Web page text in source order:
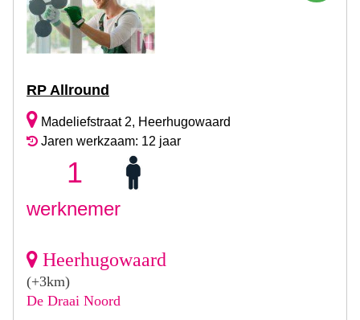
RP Allround
Madeliefstraat 2, Heerhugowaard
Jaren werkzaam: 12 jaar
1
werknemer
Heerhugowaard
(+3km)
De Draai Noord